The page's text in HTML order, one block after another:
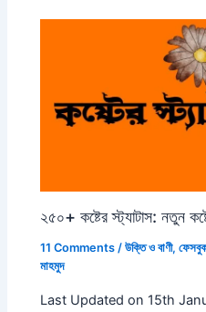
২৫০+ কষ্টের স্ট্যাটাস: নতুন
11 Comments /উক্তি ও বাণী,
মাহমুদ
Last Updated on 15th